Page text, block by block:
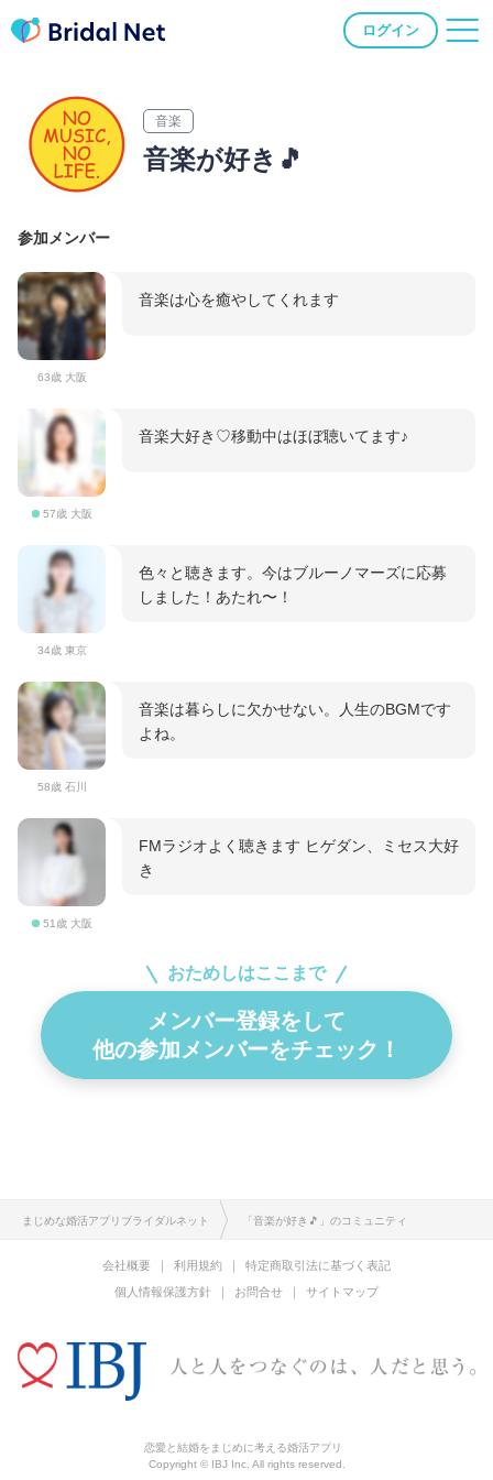
ログイン
音楽
音楽が好き🎵
参加メンバー
63歳 大阪
音楽は心を癒やしてくれます
57歳 大阪
音楽大好き♡移動中はほぼ聴いてます♪
34歳 東京
色々と聴きます。今はブルーノマーズに応募
しました！あたれ〜！
58歳 石川
音楽は暮らしに欠かせない。人生のBGMです
よね。
51歳 大阪
FMラジオよく聴きます ヒゲダン、ミセス大好
き
おためしはここまで
メンバー登録をして
他の参加メンバーをチェック！
まじめな婚活アプリブライダルネット 「音楽が好き🎵」のコミュニティ
会社概要 利用規約
特定商取引法に基づく表記
個人情報保護方針
お問合せ サイトマップ
恋愛と結婚をまじめに考える婚活アプリ
Copyright © IBJ Inc. All rights reserved.